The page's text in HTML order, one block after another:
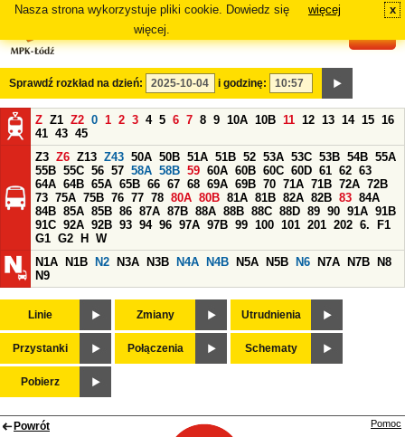
Nasza strona wykorzystuje pliki cookie. Dowiedz się
więcej.
więcej x
Sprawdź rozkład na dzień: i godzinę:
Z Z1 Z2 0 1 2 3 4 5 6 7 8 9 10A 10B 11 12 13 14 15 16
41 43 45
Z3 Z6 Z13 Z43 50A 50B 51A 51B 52 53A 53C 53B 54B 55A
55B 55C 56 57 58A 58B 59 60A 60B 60C 60D 61 62 63
64A 64B 65A 65B 66 67 68 69A 69B 70 71A 71B 72A 72B
73 75A 75B 76 77 78 80A 80B 81A 81B 82A 82B 83 84A
84B 85A 85B 86 87A 87B 88A 88B 88C 88D 89 90 91A 91B
91C 92A 92B 93 94 96 97A 97B 99 100 101 201 202 6.
F1
G1 G2 H
W
N1A
N1B N2 N3A N3B N4A N4B N5A N5B N6 N7A N7B
N8
N9
Linie Zmiany Utrudnienia
Przystanki Połączenia Schematy
Pobierz
Powrót Pomoc